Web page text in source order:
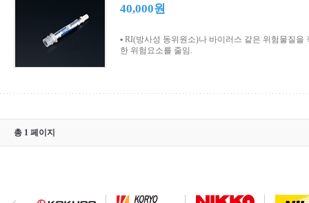
40,000원
▪ RI(방사성 동위원소)나 바이러스 같은 위험물질
한 위험요소를 줄임.
총 1 페이지